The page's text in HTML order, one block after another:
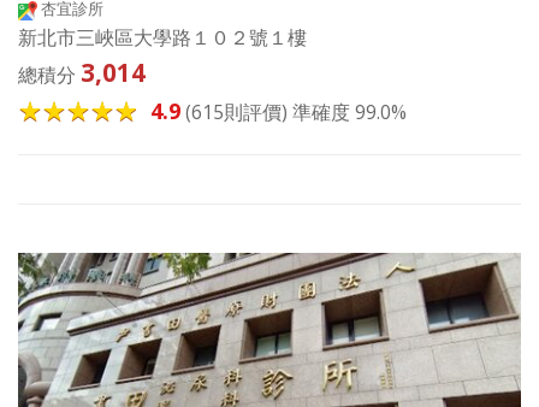
杏宜診所
新北市三峽區大學路１０２號１樓
總積分 3,014
4.9(615則評價) 準確度 99.0%